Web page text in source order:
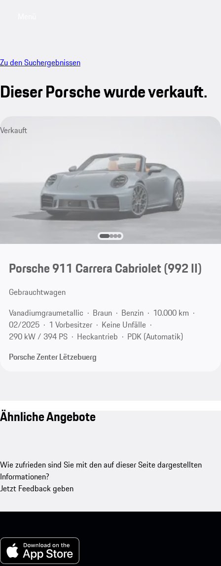
Zu den Suchergebnissen
Dieser Porsche wurde verkauft.
Verkauft
Porsche 911 Carrera Cabriolet(992 II)
Gebrauchtwagen
Vanadiumgraumetallic
Braun Benzin
10.000 km
02/2025
1 Vorbesitzer
Keine Unfälle
290 kW / 394 PS
Heckantrieb
PDK (Automatik)
Porsche Zenter Lëtzebuerg
Ähnliche Angebote
Wie zufrieden sind Sie mit den auf dieser Seite dargestellten
Informationen?
Jetzt Feedback geben